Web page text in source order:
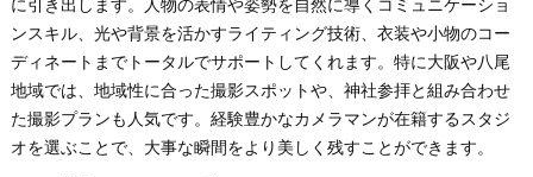
に引き出します。人物の表情や姿勢を自然に導くコミュニケーショ
ンスキル、光や背景を活かすライティング技術、衣装や小物のコー
ディネートまでトータルでサポートしてくれます。特に大阪や八尾
地域では、地域性に合った撮影スポットや、神社参拝と組み合わせ
た撮影プランも人気です。経験豊かなカメラマンが在籍するスタジ
オを選ぶことで、大事な瞬間をより美しく残すことができます。